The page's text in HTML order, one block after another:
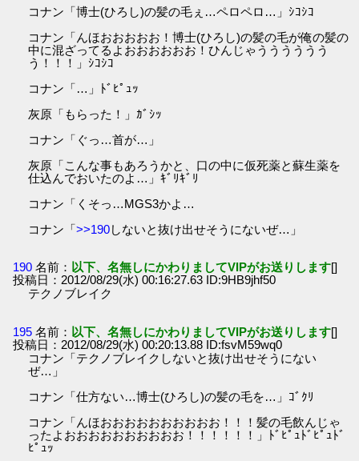
コナン「博士(ひろし)の髪の毛ぇ…ペロペロ…」ｼｺｼｺ
コナン「んほおおおおお！博士(ひろし)の髪の毛が俺の髪の
中に混ざってるよおおおおおお！ひんじゃうううううう
う！！！」ｼｺｼｺ
コナン「…」ﾄﾞﾋﾟｭｯ
灰原「もらった！」ｶﾞｼｯ
コナン「ぐっ…首が…」
灰原「こんな事もあろうかと、口の中に仮死薬と蘇生薬を
仕込んでおいたのよ…」ｷﾞﾘｷﾞﾘ
コナン「くそっ…MGS3かよ…
コナン「>>190しないと抜け出せそうにないぜ…」
190 名前： 以下、名無しにかわりましてVIPがお送りします[]
投稿日：2012/08/29(水) 00:16:27.63 ID:9HB9jhf50
テクノブレイク
195 名前： 以下、名無しにかわりましてVIPがお送りします[]
投稿日：2012/08/29(水) 00:20:13.88 ID:fsvM59wq0
コナン「テクノブレイクしないと抜け出せそうにない
ぜ…」
コナン「仕方ない…博士(ひろし)の髪の毛を…」ｺﾞｸﾘ
コナン「んほおおおおおおおおおお！！！髪の毛飲んじゃ
ったよおおおおおおおおおお！！！！！！」ﾄﾞﾋﾟｭﾄﾞﾋﾟｭﾄﾞ
ﾋﾟｭｯ